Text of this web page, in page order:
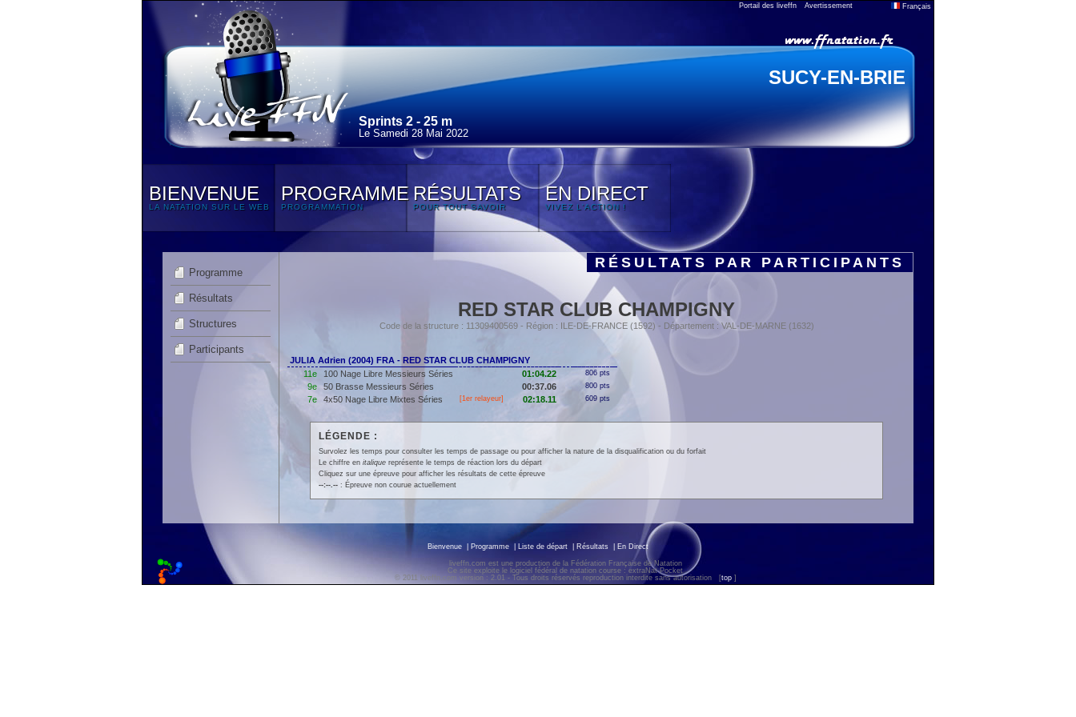
Portail des liveffn Avertissement Français
SUCY-EN-BRIE
Sprints 2 - 25 m
Le Samedi 28 Mai 2022
BIENVENUE
LA NATATION SUR LE WEB
PROGRAMME
PROGRAMMATION
RÉSULTATS
POUR TOUT SAVOIR
EN DIRECT
VIVEZ L'ACTION !
Programme
Résultats
Structures
Participants
RÉSULTATS PAR PARTICIPANTS
RED STAR CLUB CHAMPIGNY
Code de la structure : 11309400569 - Région : ILE-DE-FRANCE (1592) - Département : VAL-DE-MARNE (1632)
JULIA Adrien (2004) FRA - RED STAR CLUB CHAMPIGNY
11e
100 Nage Libre Messieurs Séries 01:04.22 806 pts
9e 50 Brasse Messieurs Séries 00:37.06 800 pts
7e 4x50 Nage Libre Mixtes Séries [1er relayeur] 02:18.11 609 pts
LÉGENDE :
Survolez les temps pour consulter les temps de passage ou pour afficher la nature de la disqualification ou du forfait
Le chiffre en italiquereprésente le temps de réaction lors du départ
Cliquez sur une épreuve pour afficher les résultats de cette épreuve
--:--.--: Épreuve non courue actuellement
Bienvenue Programme Liste de départ Résultats En Direct
liveffn.com est une production de la Fédération Française de Natation
Ce site exploite le logiciel fédéral de natation course : extraNat-Pocket
© 2011 liveffn.com version : 2.01 - Tous droits réservés reproduction interdite sans autorisation
[top ]